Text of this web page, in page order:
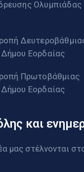
Ολυμπιάδας
Εορδαίας
Πρωτοβάθμιας
Εορδαίας
και
μας στέλνονται